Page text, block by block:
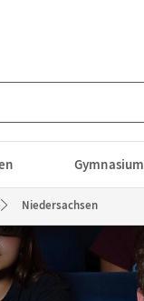
Gymnasium
Niedersachsen